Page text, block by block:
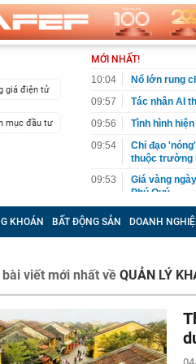
giá điện tử
mục đầu tư
MỚI NHẤT!
10:04
Nổ lớn rung
09:57
Tác nhân AI
09:56
Tình hình
09:54
Chỉ đạo
thuộc trường
09:53
Giá vàng
Phú Quý,...
09:46
Diễn viên
khó cưỡng,
09:39
Phong tỏa
chôn sâu
200 CBCS
sáng: Kiểm
09:30
4 khoản tiền
KHOÁN BẤT ĐỘNG SẢN DOANH
viết mới nhất về QUẢN LÝ